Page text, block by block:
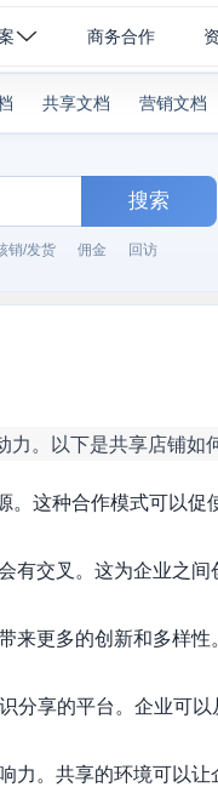
商务合作
共享文档 营销文档
搜索
销/发货 佣金 回访
。以下是共享店铺如
这种合作模式可以
有交叉。这为企业之
来更多的创新和多样
分享的平台。企业可
力。共享的环境可以